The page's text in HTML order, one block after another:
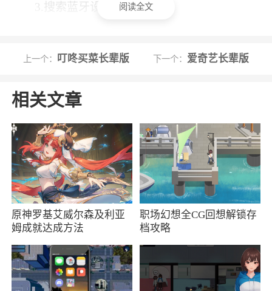
3.搜索蓝牙设备
的设备和隐私得到最大程度的保护和安全
2、在地图上查看您的手机、平板电脑或其他
Android 设备及配件的所在位置
3、在不幸丢失设备时，您可以选择远程擦除
设备的所有数据，或者将其锁定并在锁屏界面上
展示您自定义的消息和联系信息。这不仅保护了
您的隐私，还增加了找回设备的机会
4、通过地图界面，您可以实时查看您的手
机、平板电脑或其他安卓设备的当前位置。如果
阅读全文
上一个： 叮咚买菜长辈版 下一个： 爱奇艺长辈版
相关文章
原神罗基艾威尔森及利亚
姆成就达成方法
职场幻想全CG回想解锁存
档攻略